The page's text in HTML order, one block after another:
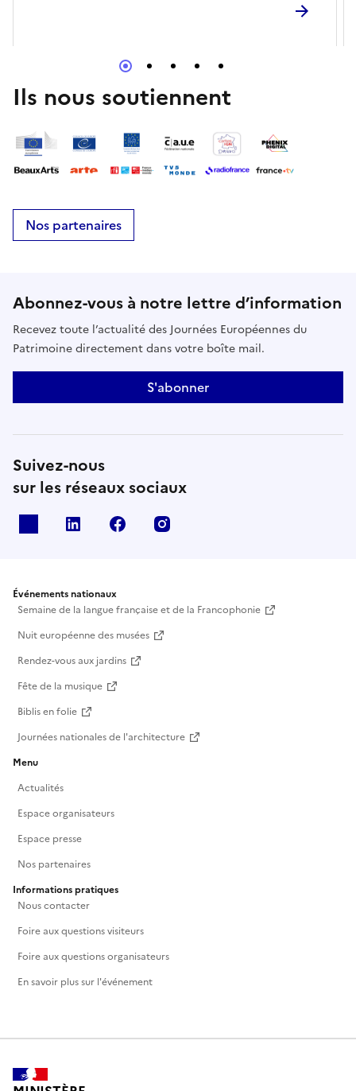
Ils nous soutiennent
Nos partenaires
Abonnez-vous à notre lettre d’information
Recevez toute l’actualité des Journées Européennes du
Patrimoine directement dans votre boîte mail.
S'abonner
Suivez-nous
sur les réseaux sociaux
Linkedin Facebook
Événements nationaux
Semaine de la langue française et de la Francophonie
Nuit européenne des musées
Rendez-vous aux jardins
Fête de la musique
Biblis en folie
Journées nationales de l'architecture
Menu
Actualités
Espace organisateurs
Espace presse
Nos partenaires
Informations pratiques
Nous contacter
Foire aux questions visiteurs
Foire aux questions organisateurs
En savoir plus sur l'événement